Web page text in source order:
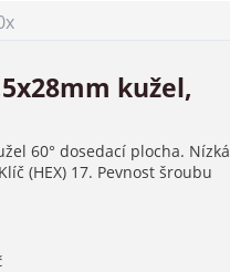
kužel,
60° dosedací plocha. Nízká
(HEX) 17. Pevnost šroubu